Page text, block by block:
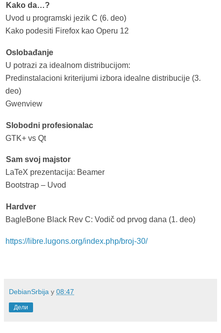
Kako da…?
Uvod u programski jezik C (6. deo)
Kako podesiti Firefox kao Operu 12
Oslobađanje
U potrazi za idealnom distribucijom:
Predinstalacioni kriterijumi izbora idealne distribucije (3.
deo)
Gwenview
Slobodni profesionalac
GTK+ vs Qt
Sam svoj majstor
LaTeX prezentacija: Beamer
Bootstrap – Uvod
Hardver
BagleBone Black Rev C: Vodič od prvog dana (1. deo)
https://libre.lugons.org/index.php/broj-30/
DebianSrbija у 08:47
Дели